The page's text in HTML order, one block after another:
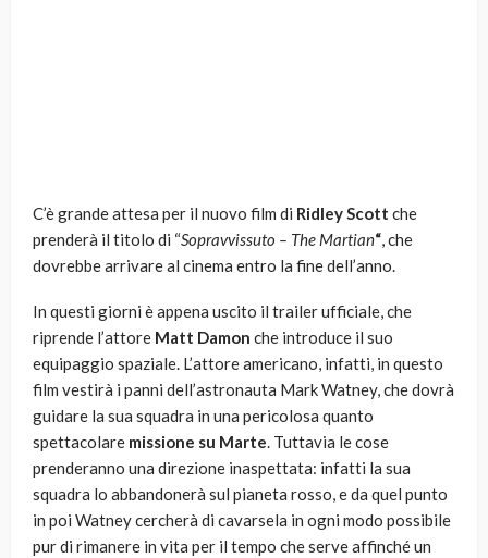
C’è grande attesa per il nuovo film di Ridley Scott che
prenderà il titolo di “Sopravvissuto – The Martian“, che
dovrebbe arrivare al cinema entro la fine dell’anno.
In questi giorni è appena uscito il trailer ufficiale, che
riprende l’attore Matt Damon che introduce il suo
equipaggio spaziale. L’attore americano, infatti, in questo
film vestirà i panni dell’astronauta Mark Watney, che dovrà
guidare la sua squadra in una pericolosa quanto
spettacolare missione su Marte. Tuttavia le cose
prenderanno una direzione inaspettata: infatti la sua
squadra lo abbandonerà sul pianeta rosso, e da quel punto
in poi Watney cercherà di cavarsela in ogni modo possibile
pur di rimanere in vita per il tempo che serve affinché un